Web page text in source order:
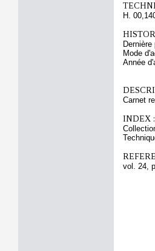
H.
Mode
Année
Carnet
INDEX :
vol. 24,